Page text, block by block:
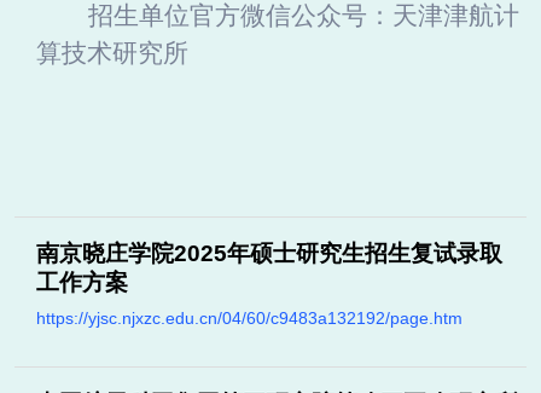
招生单位官方微信公众号：天津津航计
算技术研究所
南京晓庄学院2025年硕士研究生招生复试录取
工作方案
https://yjsc.njxzc.edu.cn/04/60/c9483a132192/page.htm